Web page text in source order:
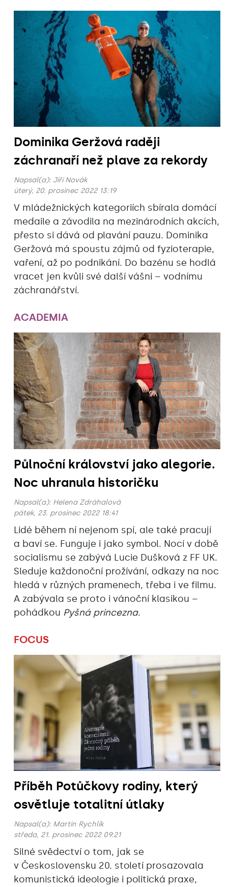
Dominika Geržová raději
záchranaří než plave za rekordy
Napsal(a): Jiří Novák
úterý, 20. prosinec 2022 13:19
V mládežnických kategoriích sbírala domácí
medaile a závodila na mezinárodních akcích,
přesto si dává od plavání pauzu. Dominika
Geržová má spoustu zájmů od fyzioterapie,
vaření, až po podnikání. Do bazénu se hodlá
vracet jen kvůli své další vášni – vodnímu
záchranářství.
ACADEMIA
Půlnoční království jako alegorie.
Noc uhranula historičku
Napsal(a): Helena Zdráhalová
pátek, 23. prosinec 2022 18:41
Lidé během ní nejenom spí, ale také pracují
a baví se. Funguje i jako symbol. Nocí v době
socialismu se zabývá Lucie Dušková z FF UK.
Sleduje každonoční prožívání, odkazy na noc
hledá v různých pramenech, třeba i ve filmu.
A zabývala se proto i vánoční klasikou –
pohádkou Pyšná princezna.
FOCUS
Příběh Potůčkovy rodiny, který
osvětluje totalitní útlaky
Napsal(a): Martin Rychlík
středa, 21. prosinec 2022 09:21
Silné svědectví o tom, jak se
v Československu 20. století prosazovala
komunistická ideologie i politická praxe,